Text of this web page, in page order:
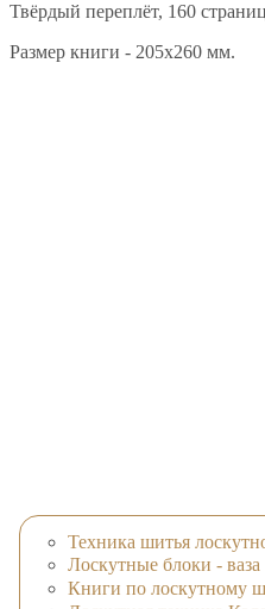
Твёрдый переплёт, 160
Размер книги - 205х260 мм.
Техника шитья
Лоскутные блоки - ваза
Книги по лоскутному